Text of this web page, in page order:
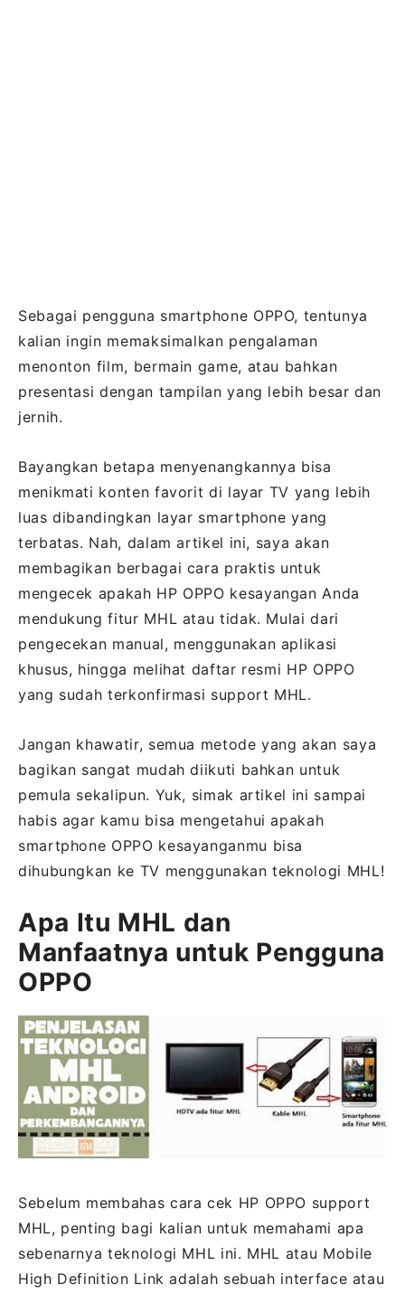
Sebagai pengguna smartphone OPPO, tentunya
kalian ingin memaksimalkan pengalaman
menonton film, bermain game, atau bahkan
presentasi dengan tampilan yang lebih besar dan
jernih.
Bayangkan betapa menyenangkannya bisa
menikmati konten favorit di layar TV yang lebih
luas dibandingkan layar smartphone yang
terbatas. Nah, dalam artikel ini, saya akan
membagikan berbagai cara praktis untuk
mengecek apakah HP OPPO kesayangan Anda
mendukung fitur MHL atau tidak. Mulai dari
pengecekan manual, menggunakan aplikasi
khusus, hingga melihat daftar resmi HP OPPO
yang sudah terkonfirmasi support MHL.
Jangan khawatir, semua metode yang akan saya
bagikan sangat mudah diikuti bahkan untuk
pemula sekalipun. Yuk, simak artikel ini sampai
habis agar kamu bisa mengetahui apakah
smartphone OPPO kesayanganmu bisa
dihubungkan ke TV menggunakan teknologi MHL!
Apa Itu MHL dan
Manfaatnya untuk Pengguna
OPPO
Sebelum membahas cara cek HP OPPO support
MHL, penting bagi kalian untuk memahami apa
sebenarnya teknologi MHL ini. MHL atau Mobile
High Definition Link adalah sebuah interface atau